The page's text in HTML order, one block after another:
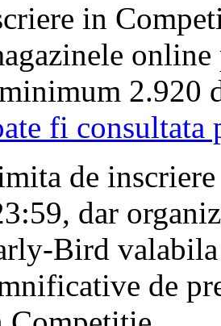
in
2.920
fi consultata
de
dar
Bird
de